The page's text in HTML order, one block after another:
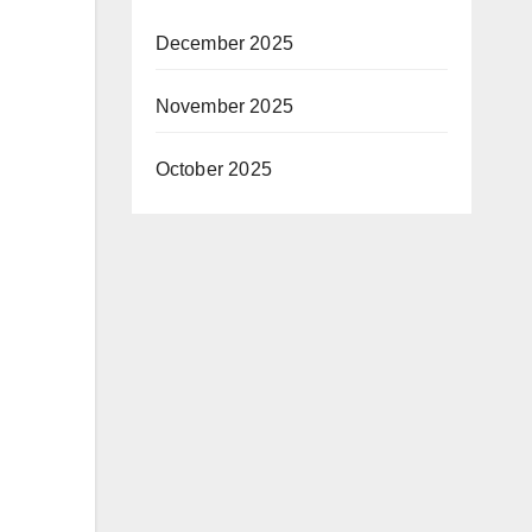
December 2025
November 2025
October 2025